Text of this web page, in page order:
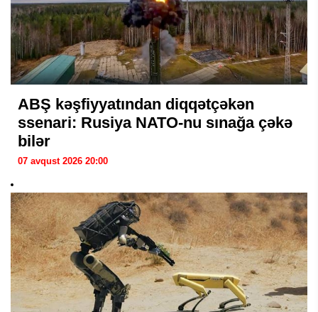
ABŞ kəşfiyyatından diqqətçəkən
ssenari: Rusiya NATO-nu sınağa çəkə
bilər
07 avqust 2026 20:00